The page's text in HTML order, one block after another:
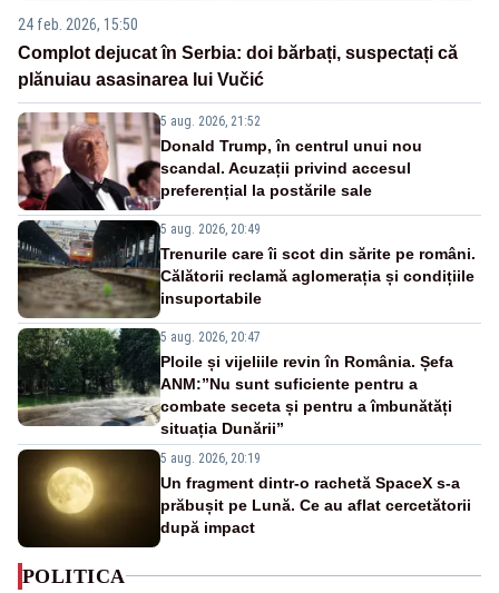
24 feb. 2026, 15:50
Complot dejucat în Serbia: doi bărbați, suspectați că
plănuiau asasinarea lui Vučić
5 aug. 2026, 21:52
Donald Trump, în centrul unui nou
scandal. Acuzații privind accesul
preferențial la postările sale
5 aug. 2026, 20:49
Trenurile care îi scot din sărite pe români.
Călătorii reclamă aglomerația și condițiile
insuportabile
5 aug. 2026, 20:47
Ploile și vijeliile revin în România. Șefa
ANM:”Nu sunt suficiente pentru a
combate seceta și pentru a îmbunătăți
situația Dunării”
5 aug. 2026, 20:19
Un fragment dintr-o rachetă SpaceX s-a
prăbușit pe Lună. Ce au aflat cercetătorii
după impact
POLITICA